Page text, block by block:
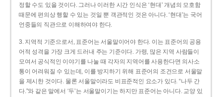
정할 수도 있을 것이다. 그러나 이러한 시간 인식은 ‘현대’ 개념의 모호함
때문에 편의상 행할 수 있는 것일 뿐 객관적인 것은 아니다. ‘현대’는 국어
언중들의 직관으로 이해하여야 한다.
3. 지역적 기준으로서, 표준어는 서울말이어야 한다. 이는 표준어의 공용
어적 성격을 가장 크게 드러내 주는 기준이다. 가령, 많은 지역 사람들이
모여서 공식적인 이야기를 나눌 때 각자의 지역어를 사용한다면 의사소
통이 어려워질 수 있는데, 이를 방지하기 위해 표준어의 조건으로 서울말
을 제시한 것이다. 물론 서울말이라도 비표준적인 요소가 있다. “나두 간
다.”와 같은 말에서 ‘두’는 서울말이기는 하지만 표준어는 아니다. 교양 있